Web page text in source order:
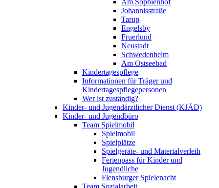
Am Sophienhof
Johannisstraße
Tarup
Engelsby
Fruerlund
Neustadt
Schwedenheim
Am Ostseebad
Kindertagespflege
Informationen für Träger und
Kindertagespflegepersonen
Wer ist zuständig?
Kinder- und Jugendärztlicher Dienst (KJÄD)
Kinder- und Jugendbüro
Team Spielmobil
Spielmobil
Spielplätze
Spielgeräte- und Materialverleih
Ferienpass für Kinder und
Jugendliche
Flensburger Spielenacht
Team Sozialarbeit